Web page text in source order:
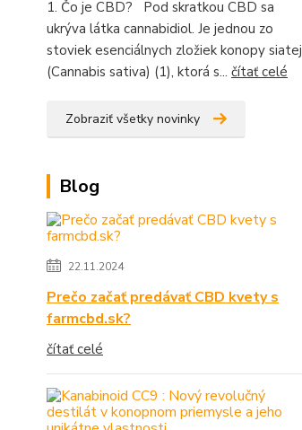
1. Čo je CBD? Pod skratkou CBD sa
ukrýva látka cannabidiol. Je jednou zo
stoviek esenciálnych zložiek konopy siatej
(Cannabis sativa) (1), ktorá s... čítať celé
Zobraziť všetky novinky
Blog
22.11.2024
Prečo začať predávať CBD kvety s
farmcbd.sk?
čítať celé